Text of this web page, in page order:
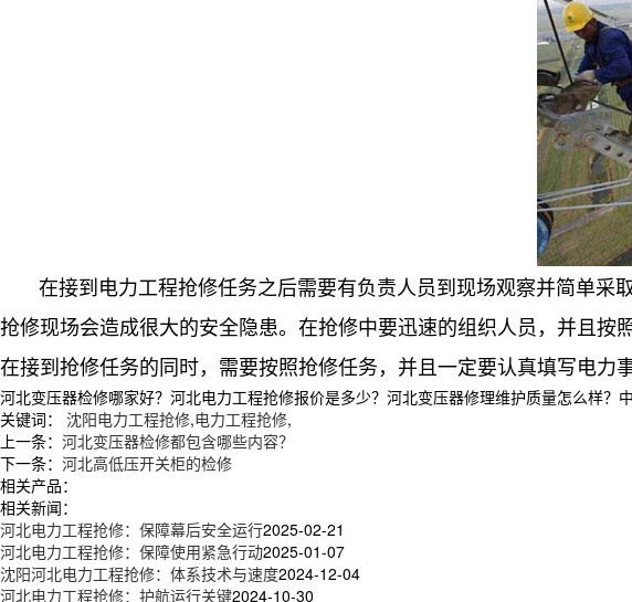
在接到电力工程抢修任务之后需要有负责人员到现场观察并简单采
抢修现场会造成很大的安全隐患。在抢修中要迅速的组织人员，并且按
在接到抢修任务的同时，需要按照抢修任务，并且一定要认真填写电力
河北变压器检修哪家好？河北电力工程抢修报价是多少？河北变压器修理维护质量怎么样
关键词： 沈阳电力工程抢修,电力工程抢修,
上一条： 河北变压器检修都包含哪些内容？
下一条： 河北高低压开关柜的检修
相关产品：
相关新闻：
河北电力工程抢修：保障幕后安全运行2025-02-21
河北电力工程抢修：保障使用紧急行动2025-01-07
沈阳河北电力工程抢修：体系技术与速度2024-12-04
河北电力工程抢修：护航运行关键2024-10-30